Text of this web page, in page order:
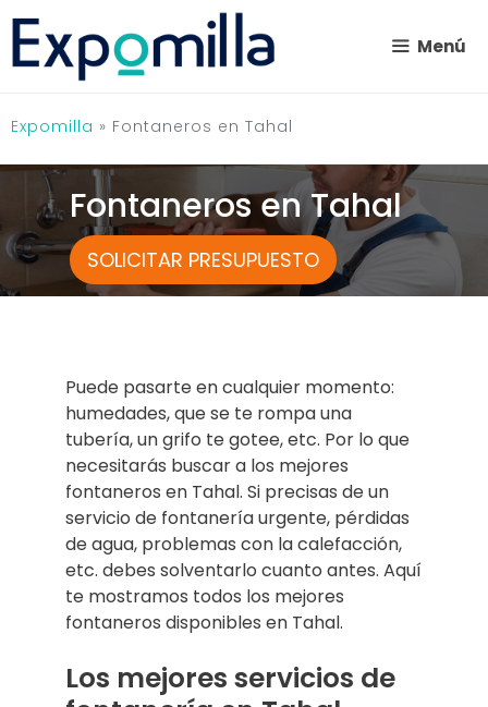
Saltar
contenido
Menú
Expomilla » Fontaneros en Tahal
Fontaneros en Tahal
SOLICITAR PRESUPUESTO
Puede pasarte en cualquier momento:
humedades, que se te rompa una
tubería, un grifo te gotee, etc. Por lo que
necesitarás buscar a los mejores
fontaneros en Tahal. Si precisas de un
servicio de fontanería urgente, pérdidas
de agua, problemas con la calefacción,
etc. debes solventarlo cuanto antes. Aquí
te mostramos todos los mejores
fontaneros disponibles en Tahal.
Los mejores servicios de